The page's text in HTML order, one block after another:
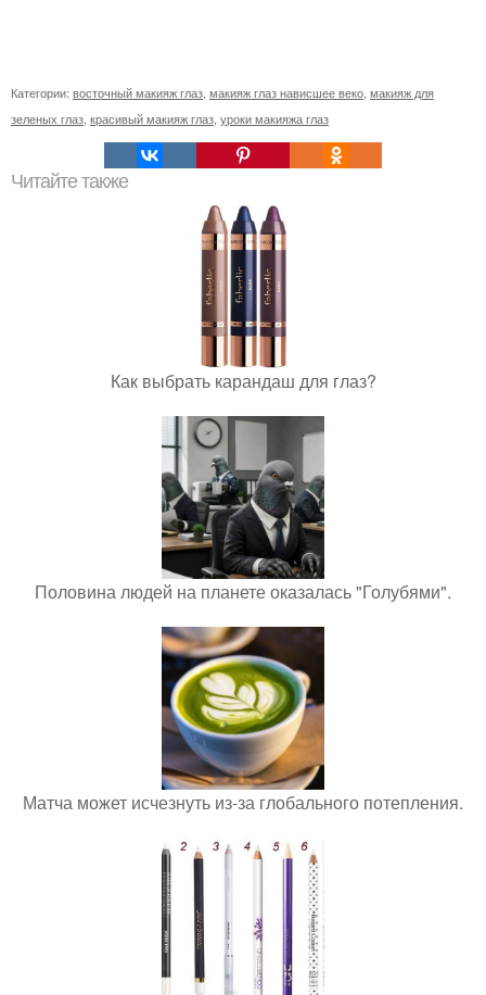
Категории: восточный макияж глаз макияж глаз нависшее веко макияж для
зеленых глаз красивый макияж глаз уроки макияжа глаз
Читайте также
Как выбрать карандаш для глаз?
Половина людей на планете оказалась "Голубями".
Матча может исчезнуть из-за глобального потепления.